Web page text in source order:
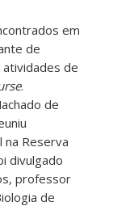
em
de
atividades de
.
de
na Reserva
divulgado
professor
de